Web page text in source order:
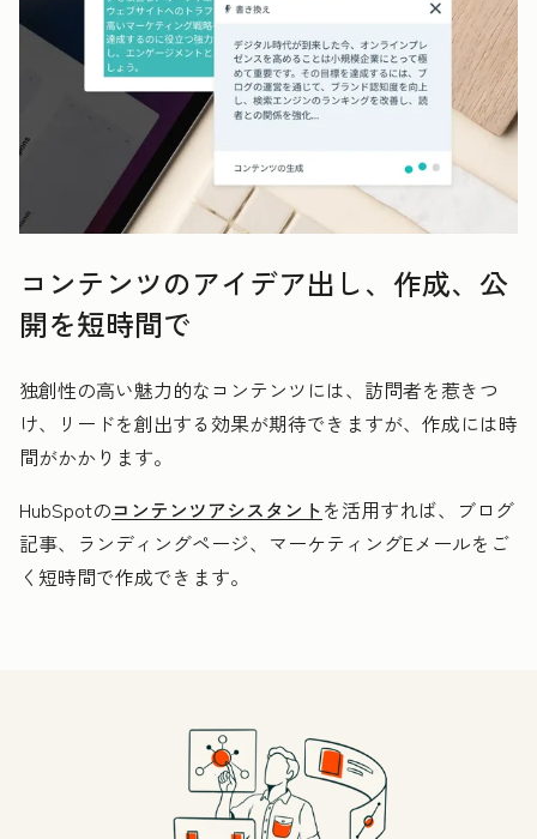
コンテンツのアイデア出し、作成、公
開を短時間で
独創性の高い魅力的なコンテンツには、訪問者を惹きつ
け、リードを創出する効果が期待できますが、作成には時
間がかかります。
HubSpotのコンテンツアシスタントを活用すれば、ブログ
記事、ランディングページ、マーケティングEメールをご
く短時間で作成できます。